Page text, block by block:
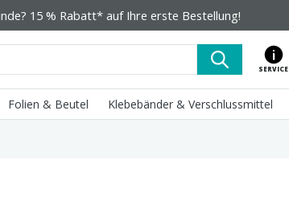
15 % Rabatt* auf Ihre erste Bestellung!
SERVICE
Folien & Beutel Klebebänder & Verschlussmittel